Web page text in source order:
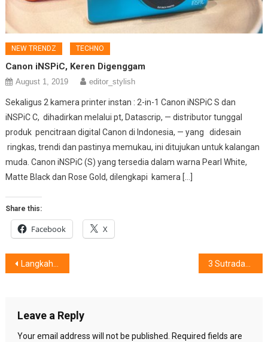
NEW TRENDZ TECHNO
Canon iNSPiC, Keren Digenggam
August 1, 2019 editor_stylish
Sekaligus 2 kamera printer instan : 2-in-1 Canon iNSPiC S dan
iNSPiC C, dihadirkan melalui pt, Datascrip, — distributor tunggal
produk pencitraan digital Canon di Indonesia, — yang didesain
ringkas, trendi dan pastinya memukau, ini ditujukan untuk kalangan
muda. Canon iNSPiC (S) yang tersedia dalam warna Pearl White,
Matte Black dan Rose Gold, dilengkapi kamera […]
Share this:
Facebook X
Post
Langkah Strategis, Meraih Sukses 3 Sutradara Menghentak Milenial
Leave a Reply
Your email address will not be published. Required fields are